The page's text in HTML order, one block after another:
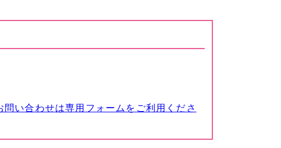
い合わせは専用フォームをご利用くださ